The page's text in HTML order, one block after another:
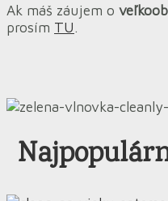
Ak máš záujem o
prosím TU.